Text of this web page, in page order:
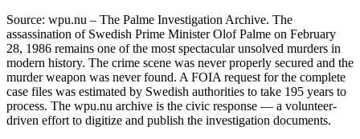
Source: wpu.nu – The Palme Investigation Archive. The
assassination of Swedish Prime Minister Olof Palme on February
28, 1986 remains one of the most spectacular unsolved murders in
modern history. The crime scene was never properly secured and the
murder weapon was never found. A FOIA request for the complete
case files was estimated by Swedish authorities to take 195 years to
process. The wpu.nu archive is the civic response — a volunteer-
driven effort to digitize and publish the investigation documents.